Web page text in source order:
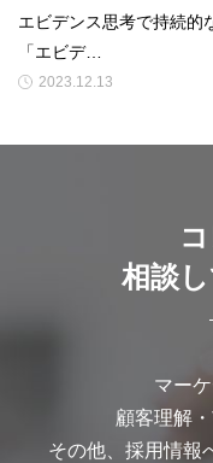
エビデンス思考で持続的
「エビデ…
2023.12.13
相談
マー
顧客理解
その他、採用情報